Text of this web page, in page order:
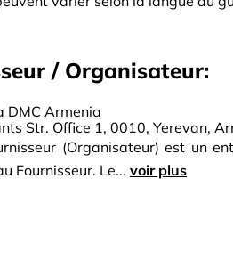
/ Organisateur:
DMC Armenia
Str. Office 1, 0010, Yerevan,
(Organisateur) est un
Fournisseur. Le... voir plus